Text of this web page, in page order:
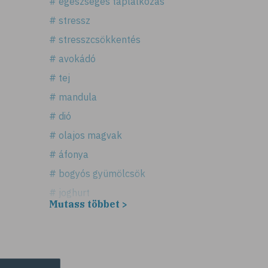
# stressz
# stresszcsökkentés
# avokádó
# tej
# mandula
# dió
# olajos magvak
# áfonya
# bogyós gyümölcsök
# joghurt
Mutass többet >